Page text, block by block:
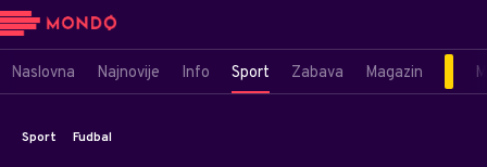
Naslovna Najnovije Info Sport Zabava Magazin
Sport Fudbal